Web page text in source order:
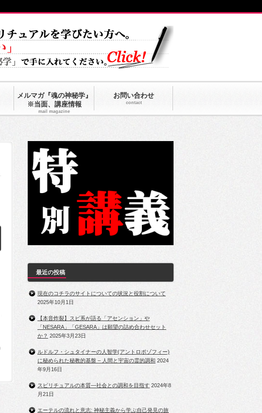
メルマガ『魂の神秘学』
※当面、講座情報
mail magazine
お問い合わせ
contact
最近の投稿
現在のコチラのサイトについての状況と役割について
2025年10月1日
【本音炸裂】スピ系が語る「アセンション」や
「NESARA」「GESARA」は願望の詰め合わせセット
か？ 2025年3月23日
ルドルフ・シュタイナーの人智学(アントロポゾフィー)
に秘められた秘教的基盤 – 人間と宇宙の霊的調和 2024
年9月16日
スピリチュアルの本質―社会との調和を目指す 2024年8
月21日
エーテルの流れと意志: 神秘主義から学ぶ自己発見の旅